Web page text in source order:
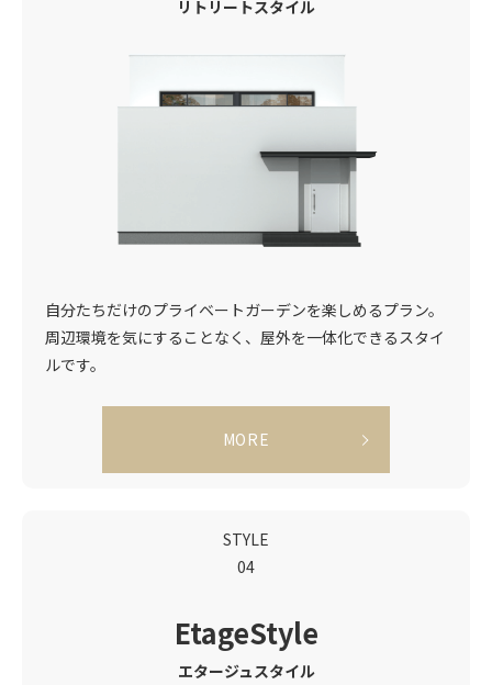
リトリートスタイル
自分たちだけのプライベートガーデンを楽しめるプラン。
周辺環境を気にすることなく、屋外を一体化できるスタイ
ルです。
MORE
STYLE
04
EtageStyle
エタージュスタイル